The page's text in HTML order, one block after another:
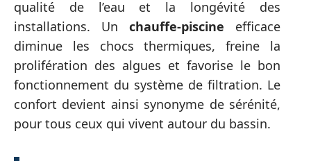
qualité de l’eau et la longévité des
installations. Un chauffe-piscine efficace
diminue les chocs thermiques, freine la
prolifération des algues et favorise le bon
fonctionnement du système de filtration. Le
confort devient ainsi synonyme de sérénité,
pour tous ceux qui vivent autour du bassin.